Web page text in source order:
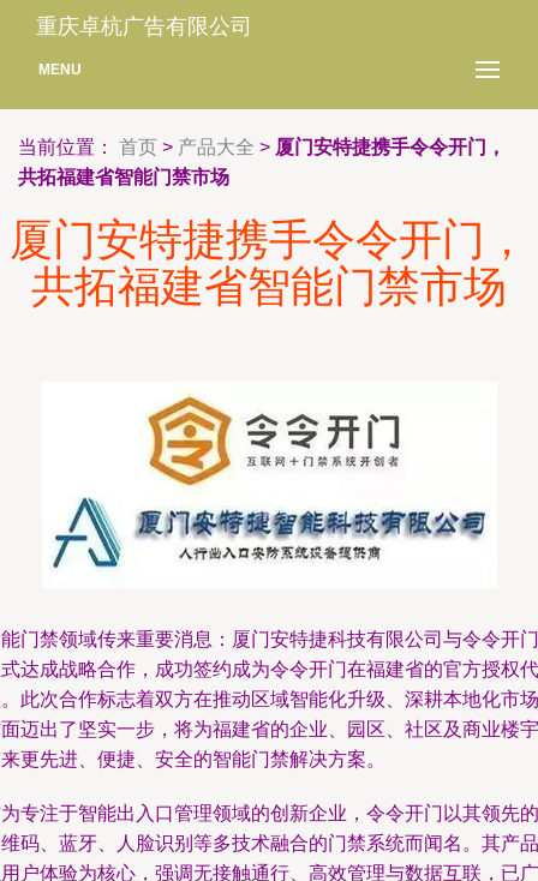
重庆卓杭广告有限公司
MENU
当前位置： 首页 > 产品大全 > 厦门安特捷携手令令开门，
共拓福建省智能门禁市场
厦门安特捷携手令令开门，
共拓福建省智能门禁市场
门禁领域传来重要消息：厦门安特捷科技有限公司与令令开门
达成战略合作，成功签约成为令令开门在福建省的官方授权代
此次合作标志着双方在推动区域智能化升级、深耕本地化市场
迈出了坚实一步，将为福建省的企业、园区、社区及商业楼宇
更先进、便捷、安全的智能门禁解决方案。
专注于智能出入口管理领域的创新企业，令令开门以其领先的
码、蓝牙、人脸识别等多技术融合的门禁系统而闻名。其产品
户体验为核心，强调无接触通行、高效管理与数据互联，已广